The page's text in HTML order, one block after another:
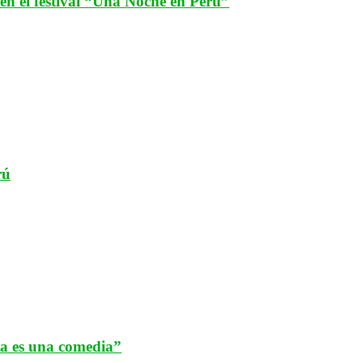
es una comedia”